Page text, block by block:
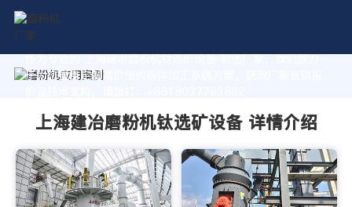
作为专业的 上海建冶磨粉机钛选矿设备 制造厂家，我们致力
于为您量身定制高价值的粉体加工系统方案。获取厂家直销报
上海建冶磨粉机钛选矿设备 详情介绍